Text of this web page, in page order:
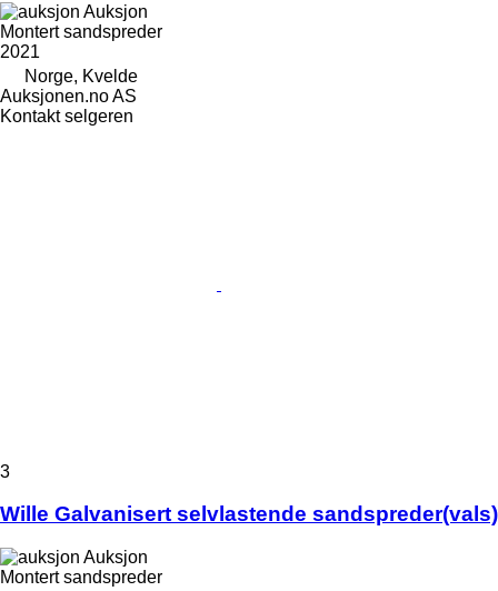
Auksjon
Montert sandspreder
2021
Norge, Kvelde
Auksjonen.no AS
Kontakt selgeren
3
Wille Galvanisert selvlastende sandspreder(vals)
Auksjon
Montert sandspreder